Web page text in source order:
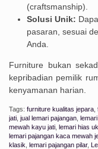
(craftsmanship).
Solusi Unik:
pasaran, sesuai
Anda.
Furniture bukan
kepribadian pemilik
kenyamanan harian.
Tags: furniture kualitas jepara
jati jual lemari pajangan
mewah kayu jati lemari hias
lemari pajangan kaca mewah
klasik lemari pajangan pilar,